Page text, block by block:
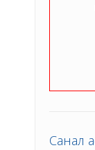
Санал